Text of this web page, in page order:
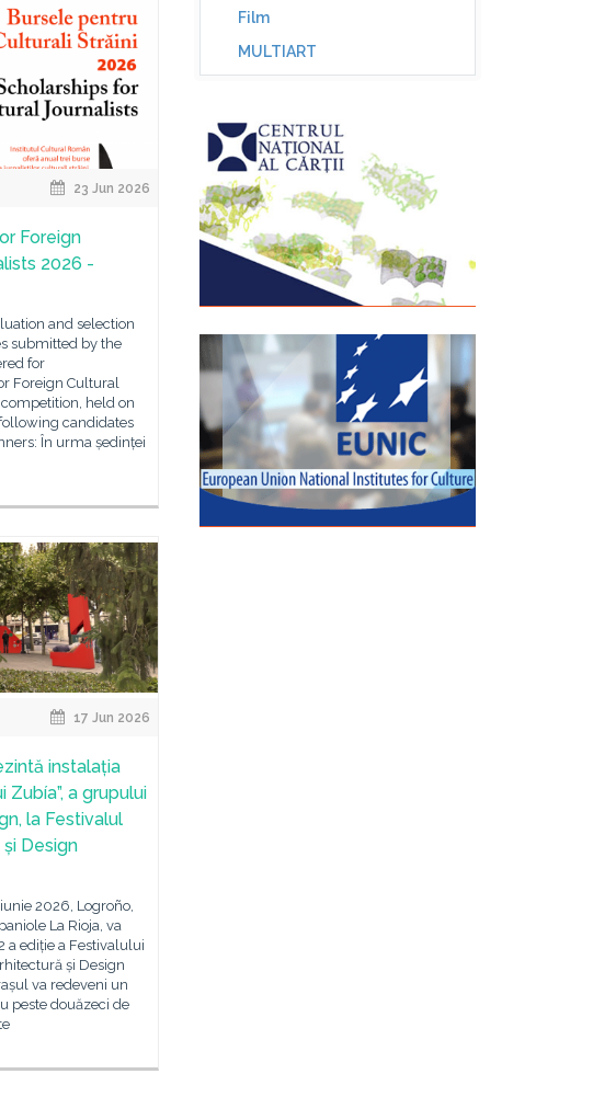
23 Jun 2026
Foreign
2026 -
and selection
submitted by the
for
Foreign Cultural
held on
candidates
În urma ședinței
17 Jun 2026
instalația
Zubía”, a grupului
la Festivalul
Design
2026, Logroño,
La Rioja, va
a ediție a Festivalului
și Design
va redeveni un
peste douăzeci de
Film
MULTIART